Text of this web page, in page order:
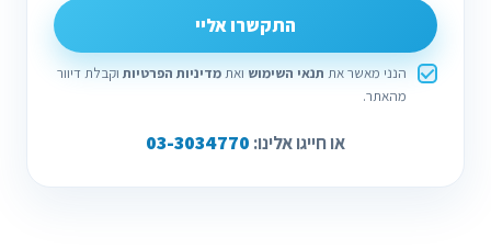
התקשרו אליי
הנני מאשר את תנאי השימוש ואתמדיניות הפרטיות וקבלת דיוור
מהאתר.
או חייגו אלינו: 03-3034770